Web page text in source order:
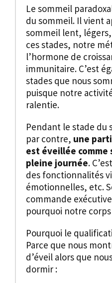
Le sommeil
du sommeil. Il vient
sommeil lent,
ces stades, notre
l’hormone de
immunitaire. C’est
stades que nous
puisque notre
ralentie.
Pendant le stade du
par contre, une
est éveillée comme
pleine journée.
des fonctionnalités
émotionnelles, etc.
commande
pourquoi notre
Pourquoi le
Parce que nous
d’éveil alors que
dormir :